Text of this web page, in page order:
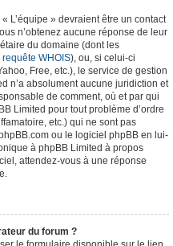
L’équipe » devraient être un contact
n’obtenez aucune réponse de leur
du domaine (dont les
requête WHOIS), ou, si celui-ci
Free, etc.), le service de gestion
n’a absolument aucune juridiction et
de comment, où et par qui
Limited pour tout problème d’ordre
etc.) qui ne sont pas
ou le logiciel phpBB en lui-
à phpBB Limited à propos
attendez-vous à une réponse
du forum ?